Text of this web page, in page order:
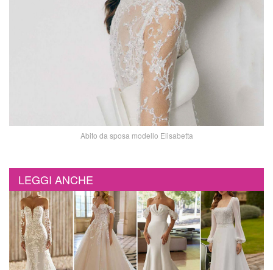
Abito da sposa modello Elisabetta
LEGGI ANCHE